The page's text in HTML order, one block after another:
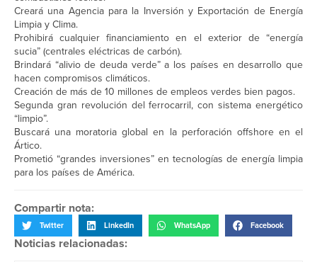
Creará una Agencia para la Inversión y Exportación de Energía
Limpia y Clima.
Prohibirá cualquier financiamiento en el exterior de “energía
sucia” (centrales eléctricas de carbón).
Brindará “alivio de deuda verde” a los países en desarrollo que
hacen compromisos climáticos.
Creación de más de 10 millones de empleos verdes bien pagos.
Segunda gran revolución del ferrocarril, con sistema energético
“limpio”.
Buscará una moratoria global en la perforación offshore en el
Ártico.
Prometió “grandes inversiones” en tecnologías de energía limpia
para los países de América.
Compartir nota:
Twitter LinkedIn WhatsApp Facebook
Noticias relacionadas: